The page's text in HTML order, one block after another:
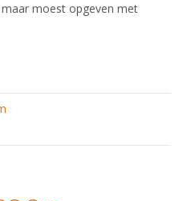
moest opgeven met